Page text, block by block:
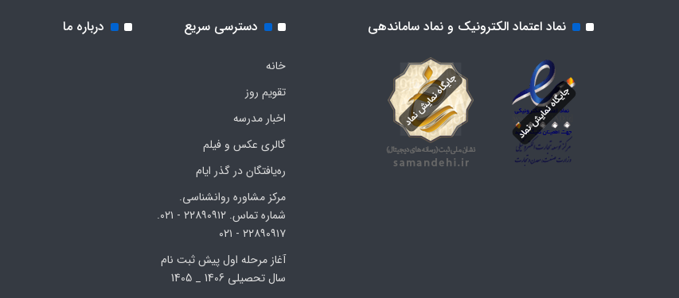
نماد اعتماد الکترونیک و نماد ساماندهی دسترسی سریع
خانه
تقویم روز
اخبار مدرسه
گالری عکس و فیلم
ره‌یافتگان در گذر ایام
مرکز مشاوره روانشناسی.
شماره تماس. ۲۲۸۹۰۹۱۲ - ۰۲۱.
۲۲۸۹۰۹۱۷ - ۰۲۱
آغاز مرحله اول پیش ثبت نام
سال تحصیلی 1406 _ 1405
درباره ما